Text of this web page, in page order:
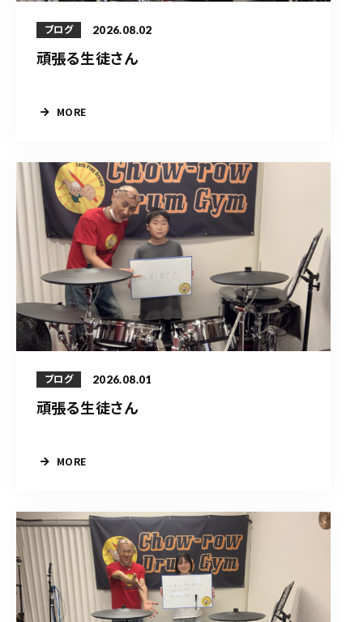
ブログ 2026.08.02
頑張る生徒さん
MORE
ブログ 2026.08.01
頑張る生徒さん
MORE